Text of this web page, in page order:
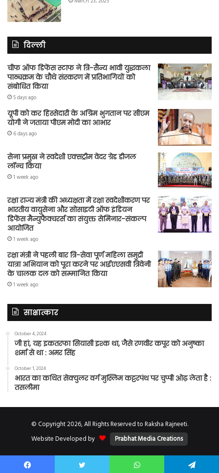
दिल्ली
चीफ ऑफ डिफेंस स्टाफ ने त्रि-सैन्य भावी युद्धकला
पाठ्यक्रम के चौथे संस्करण में प्रतिभागियों को
संबोधित किया
5 days ago
यूपी को कर हिस्सेदारी के अग्रिम भुगतान पर सीएम
योगी ने जताया पीएम मोदी का आभार
6 days ago
सेना प्रमुख ने स्वदेशी एक्सट्रीम वेदर ग्रेड डीजल
लॉन्च किया
1 week ago
रक्षा राज्य मंत्री की अध्यक्षता में रक्षा स्वदेशीकरण पर
भारतीय वायुसेना और सोसाइटी ऑफ इंडियन
डिफेंस मैन्युफैक्चरर्स का संयुक्त सेमिनार-संकल्प
आयोजित
1 week ago
रक्षा मंत्री ने पहली बार त्रि-सेवा पूर्ण महिला समुद्री
यात्रा अभियान को पूरा करने पर आईएएसवी त्रिवेनी
के चालक दल को सम्मानित किया
1 week ago
साक्षात्कार
October 4, 2024
जी हां, यह इकतरफा सियासी इश्क था, जैसे रणवीर कपूर को अनुष्का
शर्मा से था : अमर सिंह
October 1, 2024
भारत का कथित सेक्युलर वर्ग मुस्लिम कट्टरपंथ पर चुप्पी ओढ़ लेता है :
तसलीमा
© Copyright 2026, All Rights Reserved to Raksha Rajneeti.
Website Developed by
Prabhat Media Creations